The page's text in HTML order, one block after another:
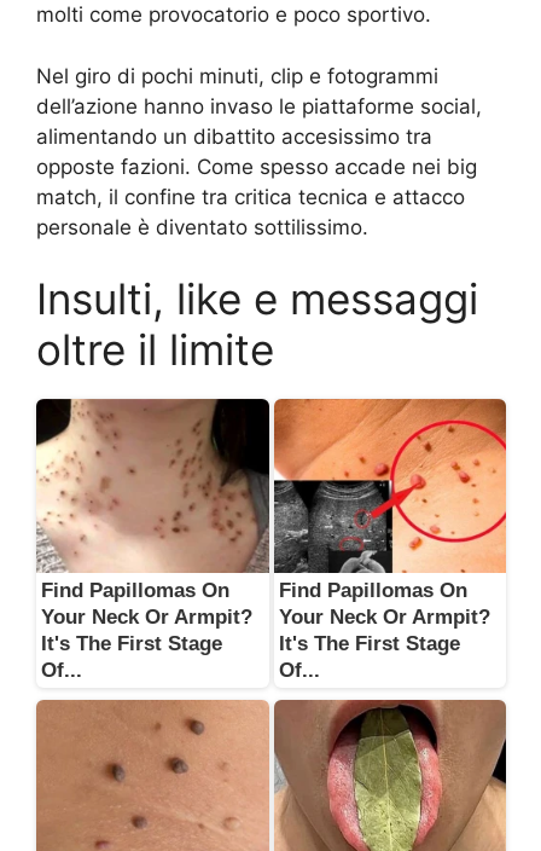
molti come provocatorio e poco sportivo.
Nel giro di pochi minuti, clip e fotogrammi
dell’azione hanno invaso le piattaforme social,
alimentando un dibattito accesissimo tra
opposte fazioni. Come spesso accade nei big
match, il confine tra critica tecnica e attacco
personale è diventato sottilissimo.
Insulti, like e messaggi
oltre il limite
Find Papillomas On
Your Neck Or Armpit?
It's The First Stage
Of...
Find Papillomas On
Your Neck Or Armpit?
It's The First Stage
Of...